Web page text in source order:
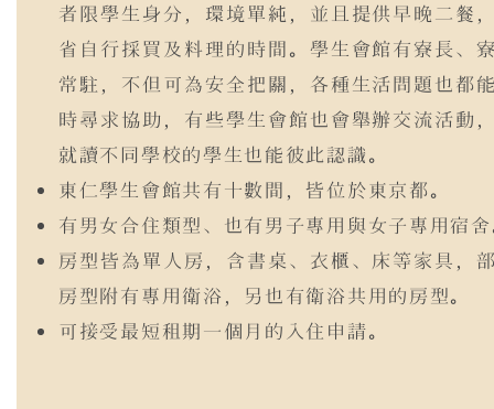
者限學生身分，環境單純，並且提供早晚二餐
省自行採買及料理的時間。學生會館有寮長、
常駐，不但可為安全把關，各種生活問題也都
時尋求協助，有些學生會館也會舉辦交流活動
就讀不同學校的學生也能彼此認識。
東仁學生會館共有十數間，皆位於東京都。
有男女合住類型、也有男子專用與女子專用宿
房型皆為單人房，含書桌、衣櫃、床等家具，
房型附有專用衛浴，另也有衛浴共用的房型。
可接受最短租期一個月的入住申請。